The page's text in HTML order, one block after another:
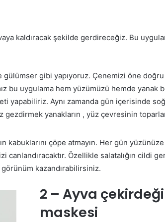
kaldıracak şekilde gerdireceğiz. Bu
gülümser gibi yapıyoruz. Çenemizi öne doğru
bu uygulama hem yüzümüzü hemde yanak
yapabiliriz. Aynı zamanda gün içerisinde
gezdirmek yanakların , yüz çevresinin
kabuklarını çöpe atmayın. Her gün
canlandıracaktır. Özellikle salatalığın cildi
kazandırabilirsiniz.
2 – Ayva çekirdeği
maskesi